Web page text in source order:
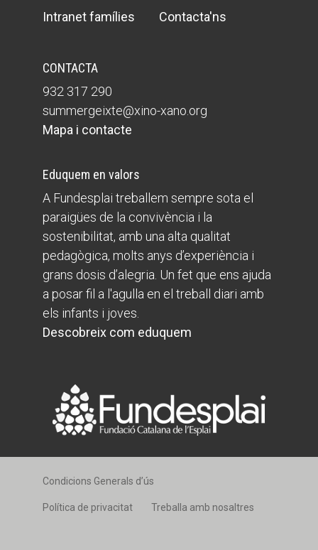
Intranet famílies
Contacta'ns
CONTACTA
932 317 290
summergeixte@xino-xano.org
Mapa i contacte
Eduquem en valors
A Fundesplai treballem sempre sota el
paraigües de la convivència i la
sostenibilitat, amb una alta qualitat
pedagògica, molts anys d’experiència i
grans dosis d’alegria. Un fet que ens ajuda
a posar fil a l'agulla en el treball diari amb
els infants i joves.
Descobreix com eduquem
Condicions Generals d’ús
Política de privacitat Treballa amb nosaltres